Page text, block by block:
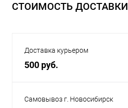
СТОИМОСТЬ ДОСТАВКИ
Доставка курьером
500 руб.
Самовывоз г. Новосибирск